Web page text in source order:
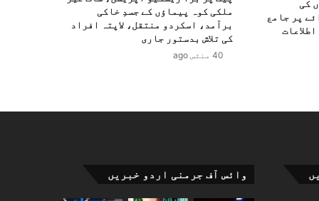
کی
پر جامع
ملکی کوہ پیماؤں کے جسدِ خاکی
برآمد، اسکردو منتقل، لاپتہ افراد
کی تلاش بدستور جاری
40 منٹس ago
وائس آف جرمنی اردو خبریں